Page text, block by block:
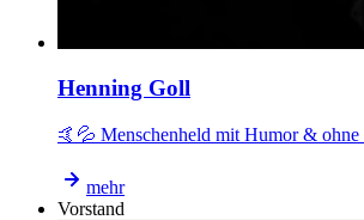
Henning Goll
🤙💦 Menschenheld mit Humor &
mehr
Vorstand